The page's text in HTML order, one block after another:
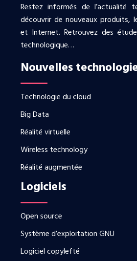
Restez informés de l’actualité
découvrir de nouveaux produits,
et Internet. Retrouvez des
technologique…
Nouvelles
Technologie du cloud
Big Data
Réalité virtuelle
Wireless technology
Réalité augmentée
Logiciels
Open source
Système d’exploitation GNU
Logiciel copylefté